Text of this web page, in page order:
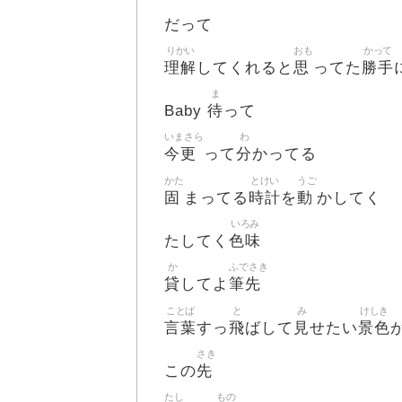
だって
理解
りかい
してくれると 思
おも
ってた 勝手
かって
Baby 待
ま
って
今更
いまさら
って分
わ
かってる
固
かた
まってる 時計
とけい
を動
うご
かしてく
たしてく 色味
いろみ
貸
か
してよ 筆先
ふでさき
言葉
ことば
すっ飛
と
ばして 見
み
せたい景色
けしき
この先
さき
たし もの